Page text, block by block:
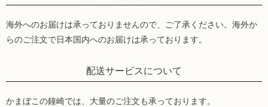
海外へのお届けは承っておりませんので、ご了承ください。海外か
らのご注文で日本国内へのお届けは承っております。
配送サービスについて
かまぼこの鐘崎では、大量のご注文も承っております。